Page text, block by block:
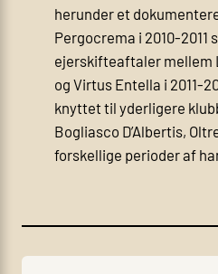
herunder et
Pergocrema i 2010-2011
ejerskifteaftaler mellem
og Virtus Entella i 2011-
knyttet til yderligere
Bogliasco D’Albertis,
forskellige perioder af